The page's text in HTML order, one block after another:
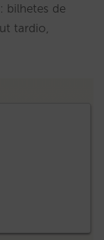
bilhetes de
tardio,